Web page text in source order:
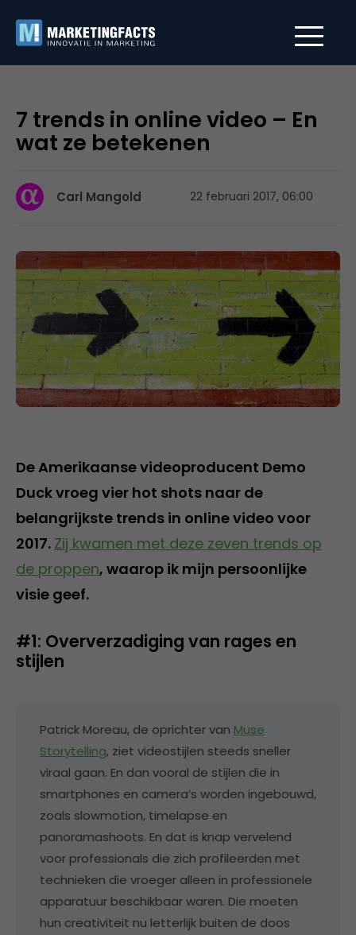
7 trends in online video – En
wat ze betekenen
Carl Mangold 22 februari 2017, 06:00
De Amerikaanse videoproducent Demo
Duck vroeg vier hot shots naar de
belangrijkste trends in online video voor
2017. Zij kwamen met deze zeven trends op
de proppen, waarop ik mijn persoonlijke
visie geef.
#1: Oververzadiging van rages en
stijlen
Patrick Moreau, de oprichter van Muse
Storytelling, ziet videostijlen steeds sneller
viraal gaan. En dan vooral de stijlen die in
smartphones en camera’s worden ingebouwd,
zoals slowmotion, timelapse en
panoramashoots. En dat is knap vervelend
voor professionals die zich profileerden met
technieken die vroeger alleen in professionele
apparatuur beschikbaar waren. Die moeten
hun creativiteit nu letterlijk buiten de doos